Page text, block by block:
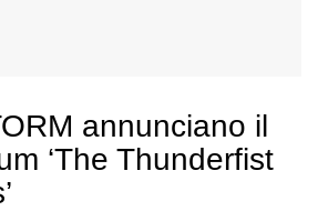
annunciano il
‘The Thunderfist